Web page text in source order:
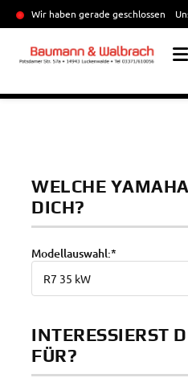
Wir haben gerade geschlossen
WELCHE
DICH?
Modellauswahl:*
INTERESSIERST
FÜR?